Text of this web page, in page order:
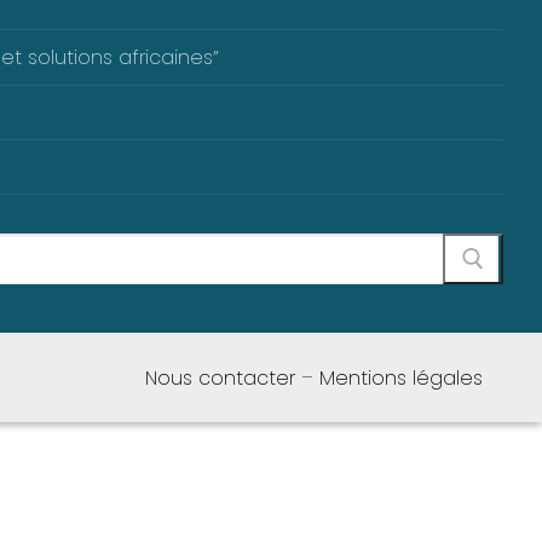
solutions africaines”
Nous contacter – Mentions légales